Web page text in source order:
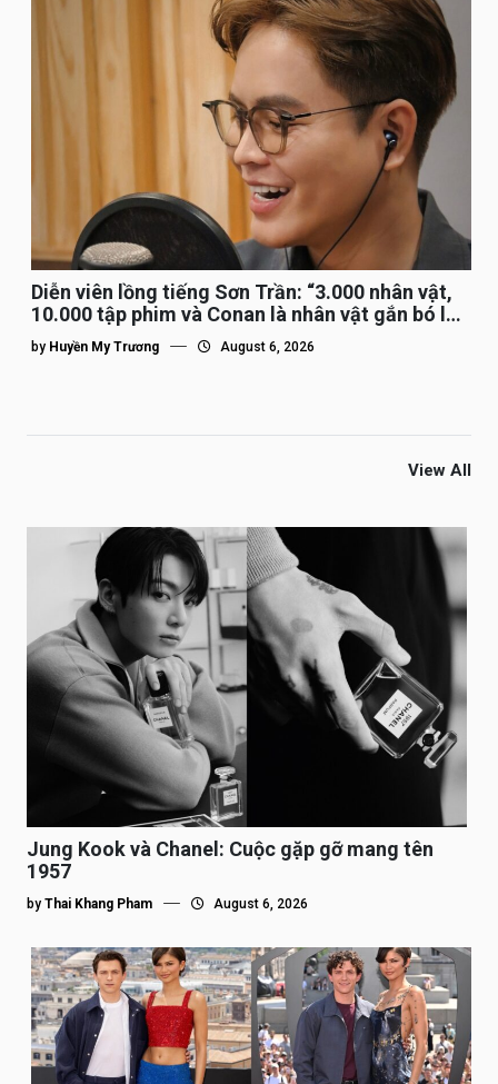
Diễn viên lồng tiếng Sơn Trần: “3.000 nhân vật,
10.000 tập phim và Conan là nhân vật gắn bó lâu
nhất”
by Huyền My Trương August 6, 2026
View All
Jung Kook và Chanel: Cuộc gặp gỡ mang tên
1957
by Thai Khang Pham August 6, 2026